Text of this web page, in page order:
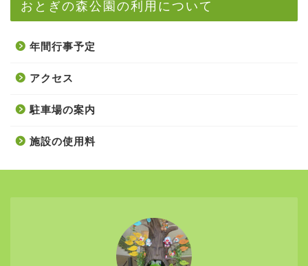
おとぎの森公園の利用について
年間行事予定
アクセス
駐車場の案内
施設の使用料